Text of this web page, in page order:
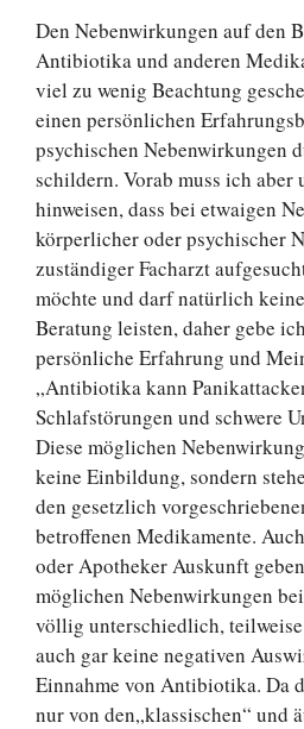
Den Nebenwirkungen auf den
Antibiotika und anderen
viel zu wenig Beachtung
einen persönlichen
psychischen Nebenwirkungen
schildern. Vorab muss ich aber
hinweisen, dass bei etwaigen
körperlicher oder psychischer
zuständiger Facharzt
möchte und darf natürlich
Beratung leisten, daher gebe
persönliche Erfahrung und
„Antibiotika kann
Schlafstörungen und schwere
Diese möglichen
keine Einbildung, sondern
den gesetzlich
betroffenen Medikamente.
oder Apotheker Auskunft
möglichen Nebenwirkungen
völlig unterschiedlich,
auch gar keine negativen
Einnahme von Antibiotika. Da
nur von den„klassischen“ und